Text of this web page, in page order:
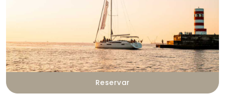
Reservar